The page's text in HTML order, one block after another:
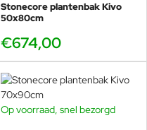
Stonecore plantenbak Kivo
50x80cm
€674,00
Op voorraad, snel bezorgd